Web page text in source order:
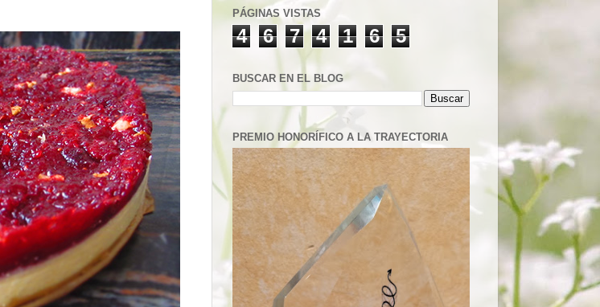
PÁGINAS VISTAS
4 6 7 4 1 6 5
BUSCAR EN EL BLOG
PREMIO HONORÍFICO A LA TRAYECTORIA